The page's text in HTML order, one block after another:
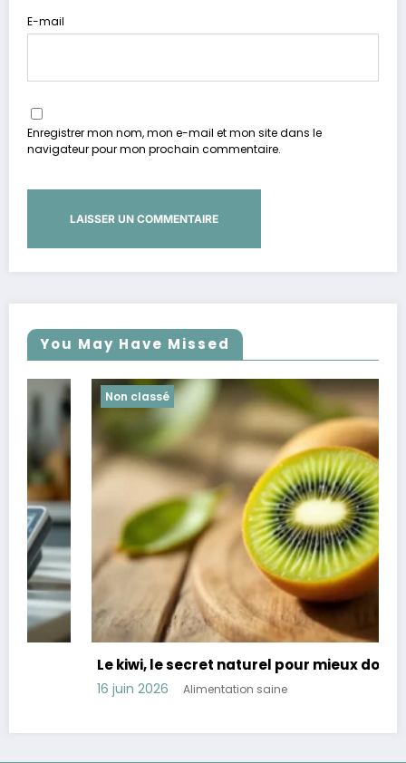
E-mail
Enregistrer mon nom, mon e-mail et mon site dans le
navigateur pour mon prochain commentaire.
You May Have Missed
Non classé
Le kiwi, le secret naturel pour mieux dormir
16 juin 2026 Alimentation saine